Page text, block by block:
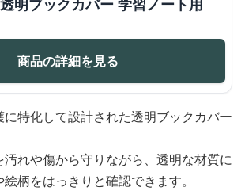
明ブックカバー 学習ノート用
商品の詳細を見る
特化して設計された透明ブックカバー
れや傷から守りながら、透明な材質に
柄をはっきりと確認できます。